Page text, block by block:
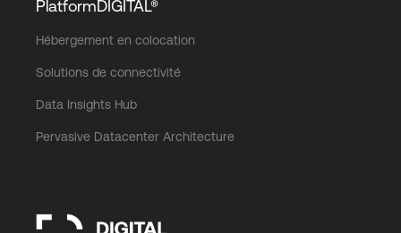
PlatformDIGITAL®
Hébergement en colocation
Solutions de connectivité
Data Insights Hub
Pervasive Datacenter Architecture